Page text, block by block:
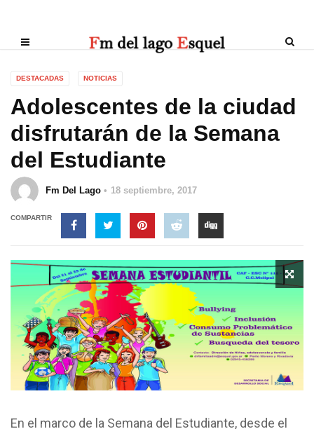
DESTACADAS NOTICIAS
Adolescentes de la ciudad
disfrutarán de la Semana
del Estudiante
Fm Del Lago 18 septiembre, 2017
COMPARTIR
En el marco de la Semana del Estudiante, desde el